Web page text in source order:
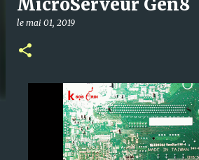
MicroServeur Gen8
le mai 01, 2019